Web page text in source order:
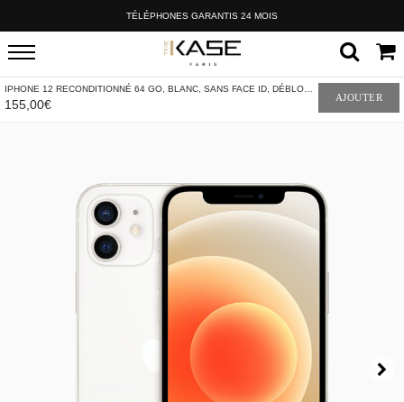
TÉLÉPHONES GARANTIS 24 MOIS
155,00€ AJOUTER